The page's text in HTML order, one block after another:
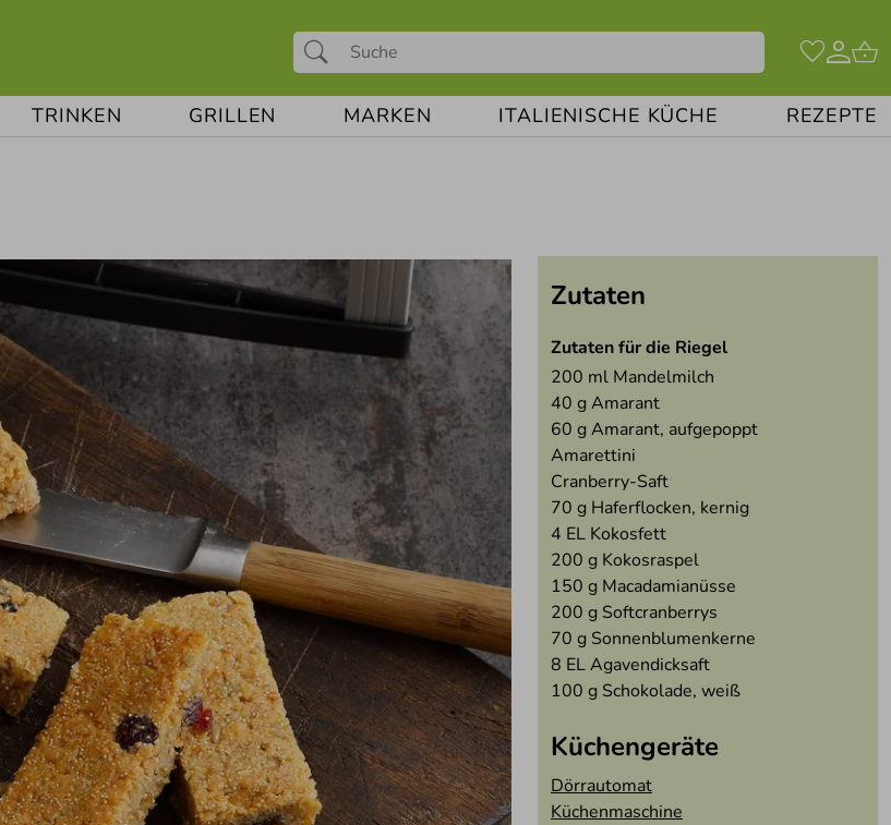
TRINKEN GRILLEN MARKEN ITALIENISCHE KÜCHE REZEPTE
Zutaten
Zutaten für die Riegel
200 ml Mandelmilch
40 g Amarant
60 g Amarant, aufgepoppt
Amarettini
Cranberry-Saft
70 g Haferflocken, kernig
4 EL Kokosfett
200 g Kokosraspel
150 g Macadamianüsse
200 g Softcranberrys
70 g Sonnenblumenkerne
8 EL Agavendicksaft
100 g Schokolade, weiß
Küchengeräte
Dörrautomat
Küchenmaschine